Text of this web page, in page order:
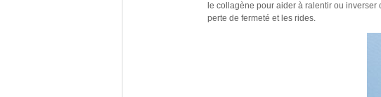
le collagène pour aider à ralentir ou
perte de fermeté et les rides.